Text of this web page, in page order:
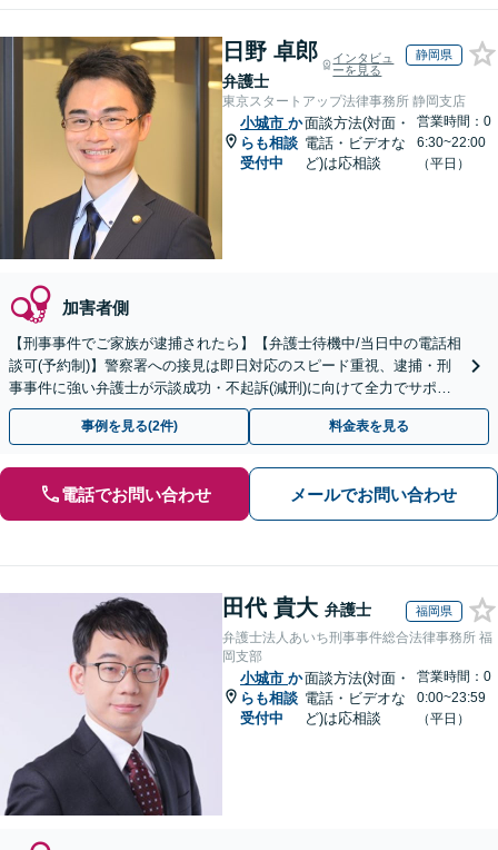
日野 卓郎
弁護士
インタビュ
ーを見る
静岡県
東京スタートアップ法律事務所 静岡支店
小城市 か
らも相談
受付中
面談方法(対面・
電話・ビデオな
ど)は応相談
営業時間：0
6:30~22:00
（平日）
加害者側
【刑事事件でご家族が逮捕されたら】【弁護士待機中/当日中の電話相
談可(予約制)】警察署への接見は即日対応のスピード重視、逮捕・刑
事事件に強い弁護士が示談成功・不起訴(減刑)に向けて全力でサポー
トします。【加害者側の相談専門】
事例を見る(2件) 料金表を見る
電話でお問い合わせ メールでお問い合わせ
田代 貴大 弁護士 福岡県
弁護士法人あいち刑事事件総合法律事務所 福
岡支部
小城市 か
らも相談
受付中
面談方法(対面・
電話・ビデオな
ど)は応相談
営業時間：0
0:00~23:59
（平日）